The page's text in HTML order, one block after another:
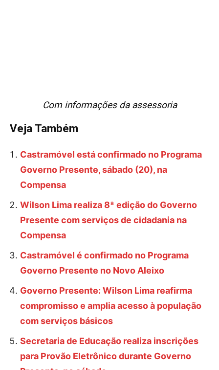
Com informações da assessoria
Veja Também
Castramóvel está confirmado no Programa
Governo Presente, sábado (20), na
Compensa
Wilson Lima realiza 8ª edição do Governo
Presente com serviços de cidadania na
Compensa
Castramóvel é confirmado no Programa
Governo Presente no Novo Aleixo
Governo Presente: Wilson Lima reafirma
compromisso e amplia acesso à população
com serviços básicos
Secretaria de Educação realiza inscrições
para Provão Eletrônico durante Governo